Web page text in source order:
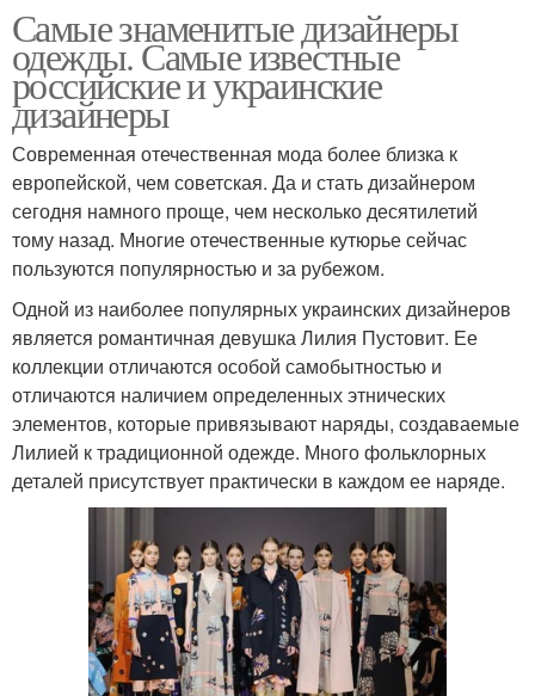
Самые знаменитые дизайнеры
одежды. Самые известные
российские и украинские
дизайнеры
Современная отечественная мода более близка к
европейской, чем советская. Да и стать дизайнером
сегодня намного проще, чем несколько десятилетий
тому назад. Многие отечественные кутюрье сейчас
пользуются популярностью и за рубежом.
Одной из наиболее популярных украинских дизайнеров
является романтичная девушка Лилия Пустовит. Ее
коллекции отличаются особой самобытностью и
отличаются наличием определенных этнических
элементов, которые привязывают наряды, создаваемые
Лилией к традиционной одежде. Много фольклорных
деталей присутствует практически в каждом ее наряде.